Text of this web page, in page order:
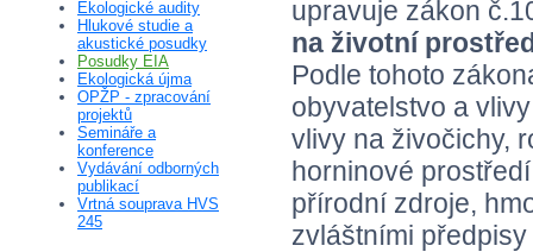
upravuje zákon
na životní
Podle tohoto
obyvatelstvo a
vlivy na živočichy,
horninové
přírodní zdroje,
zvláštními
Ekologické audity
Hlukové studie a
akustické posudky
Posudky EIA
Ekologická újma
OPŽP - zpracování
projektů
Semináře a
konference
Vydávání odborných
publikací
Vrtná souprava HVS
245